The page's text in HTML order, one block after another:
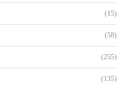
(15)
(58)
(255)
(135)